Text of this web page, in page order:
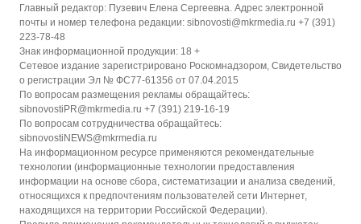
Главный редактор: Пузевич Елена Сергеевна. Адрес электронной
почты и номер телефона редакции: sibnovosti@mkrmedia.ru +7 (391)
223-78-48
Знак информационной продукции: 18 +
Сетевое издание зарегистрировано Роскомнадзором, Свидетельство
о регистрации Эл № ФС77-61356 от 07.04.2015
По вопросам размещения рекламы обращайтесь:
sibnovostiPR@mkrmedia.ru +7 (391) 219-16-19
По вопросам сотрудничества обращайтесь:
sibnovostiNEWS@mkrmedia.ru
На информационном ресурсе применяются рекомендательные
технологии (информационные технологии предоставления
информации на основе сбора, систематизации и анализа сведений,
относящихся к предпочтениям пользователей сети Интернет,
находящихся на территории Российской Федерации).